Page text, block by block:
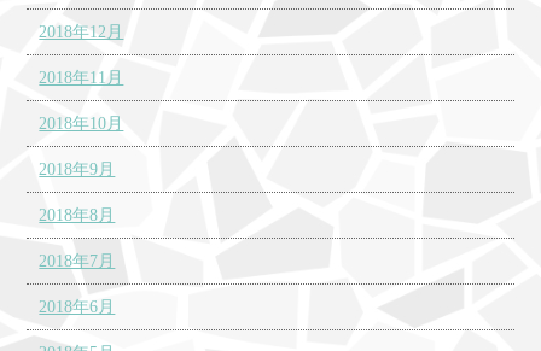
2018年12月
2018年11月
2018年10月
2018年9月
2018年8月
2018年7月
2018年6月